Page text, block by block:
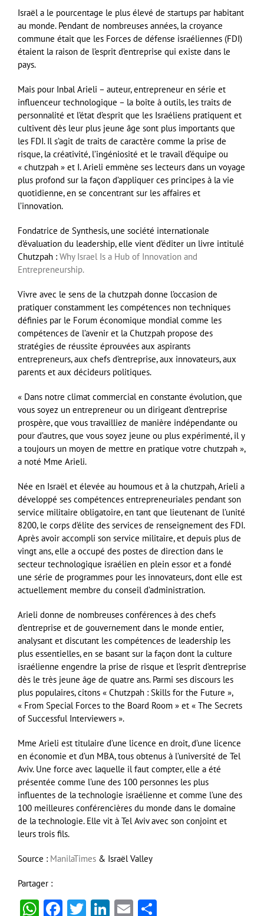
Israël a le pourcentage le plus élevé de startups par habitant
au monde. Pendant de nombreuses années, la croyance
commune était que les Forces de défense israéliennes (FDI)
étaient la raison de l’esprit d’entreprise qui existe dans le
pays.
Mais pour Inbal Arieli – auteur, entrepreneur en série et
influenceur technologique – la boîte à outils, les traits de
personnalité et l’état d’esprit que les Israéliens pratiquent et
cultivent dès leur plus jeune âge sont plus importants que
les FDI. Il s’agit de traits de caractère comme la prise de
risque, la créativité, l’ingéniosité et le travail d’équipe ou
« chutzpah » et I. Arieli emmène ses lecteurs dans un voyage
plus profond sur la façon d’appliquer ces principes à la vie
quotidienne, en se concentrant sur les affaires et
l’innovation.
Fondatrice de Synthesis, une société internationale
d’évaluation du leadership, elle vient d’éditer un livre intitulé
Chutzpah : Why Israel Is a Hub of Innovation and
Entrepreneurship.
Vivre avec le sens de la chutzpah donne l’occasion de
pratiquer constamment les compétences non techniques
définies par le Forum économique mondial comme les
compétences de l’avenir et la Chutzpah propose des
stratégies de réussite éprouvées aux aspirants
entrepreneurs, aux chefs d’entreprise, aux innovateurs, aux
parents et aux décideurs politiques.
« Dans notre climat commercial en constante évolution, que
vous soyez un entrepreneur ou un dirigeant d’entreprise
prospère, que vous travailliez de manière indépendante ou
pour d’autres, que vous soyez jeune ou plus expérimenté, il y
a toujours un moyen de mettre en pratique votre chutzpah »,
a noté Mme Arieli.
Née en Israël et élevée au houmous et à la chutzpah, Arieli a
développé ses compétences entrepreneuriales pendant son
service militaire obligatoire, en tant que lieutenant de l’unité
8200, le corps d’élite des services de renseignement des FDI.
Après avoir accompli son service militaire, et depuis plus de
vingt ans, elle a occupé des postes de direction dans le
secteur technologique israélien en plein essor et a fondé
une série de programmes pour les innovateurs, dont elle est
actuellement membre du conseil d’administration.
Arieli donne de nombreuses conférences à des chefs
d’entreprise et de gouvernement dans le monde entier,
analysant et discutant les compétences de leadership les
plus essentielles, en se basant sur la façon dont la culture
israélienne engendre la prise de risque et l’esprit d’entreprise
dès le très jeune âge de quatre ans. Parmi ses discours les
plus populaires, citons « Chutzpah : Skills for the Future »,
« From Special Forces to the Board Room » et « The Secrets
of Successful Interviewers ».
Mme Arieli est titulaire d’une licence en droit, d’une licence
en économie et d’un MBA, tous obtenus à l’université de Tel
Aviv. Une force avec laquelle il faut compter, elle a été
présentée comme l’une des 100 personnes les plus
influentes de la technologie israélienne et comme l’une des
100 meilleures conférencières du monde dans le domaine
de la technologie. Elle vit à Tel Aviv avec son conjoint et
leurs trois fils.
Source : ManilaTimes & Israël Valley
Partager :
WhatsApp
Facebook
Twitter
LinkedIn
Email